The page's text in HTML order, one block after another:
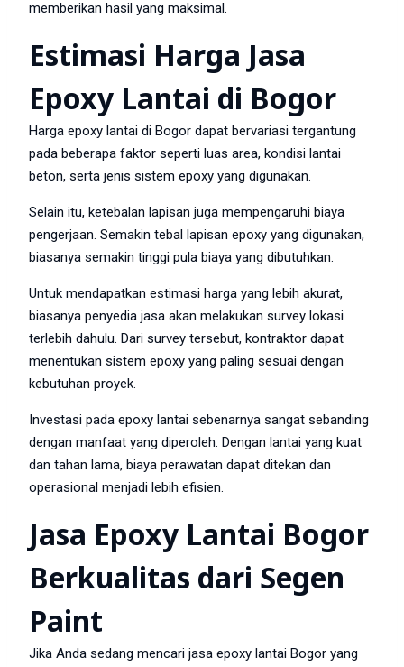
memberikan hasil yang maksimal.
Estimasi Harga Jasa
Epoxy Lantai di Bogor
Harga epoxy lantai di Bogor dapat bervariasi tergantung
pada beberapa faktor seperti luas area, kondisi lantai
beton, serta jenis sistem epoxy yang digunakan.
Selain itu, ketebalan lapisan juga mempengaruhi biaya
pengerjaan. Semakin tebal lapisan epoxy yang digunakan,
biasanya semakin tinggi pula biaya yang dibutuhkan.
Untuk mendapatkan estimasi harga yang lebih akurat,
biasanya penyedia jasa akan melakukan survey lokasi
terlebih dahulu. Dari survey tersebut, kontraktor dapat
menentukan sistem epoxy yang paling sesuai dengan
kebutuhan proyek.
Investasi pada epoxy lantai sebenarnya sangat sebanding
dengan manfaat yang diperoleh. Dengan lantai yang kuat
dan tahan lama, biaya perawatan dapat ditekan dan
operasional menjadi lebih efisien.
Jasa Epoxy Lantai Bogor
Berkualitas dari Segen
Paint
Jika Anda sedang mencari jasa epoxy lantai Bogor yang